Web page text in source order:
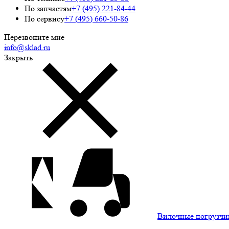
По запчастям+7 (495) 221-84-44
По сервису+7 (495) 660-50-86
Перезвоните мне
info@sklad.ru
Закрыть
Вилочные